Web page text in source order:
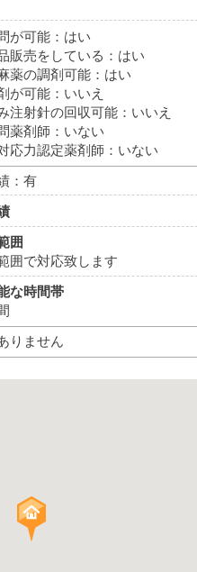
が可能：はい
販売をしている：はい
薬の調剤可能：はい
が可能：いいえ
注射針の回収可能：いいえ
薬剤師：いない
応力認定薬剤師：いない
：有
囲
囲で対応致します
な時間帯
りません